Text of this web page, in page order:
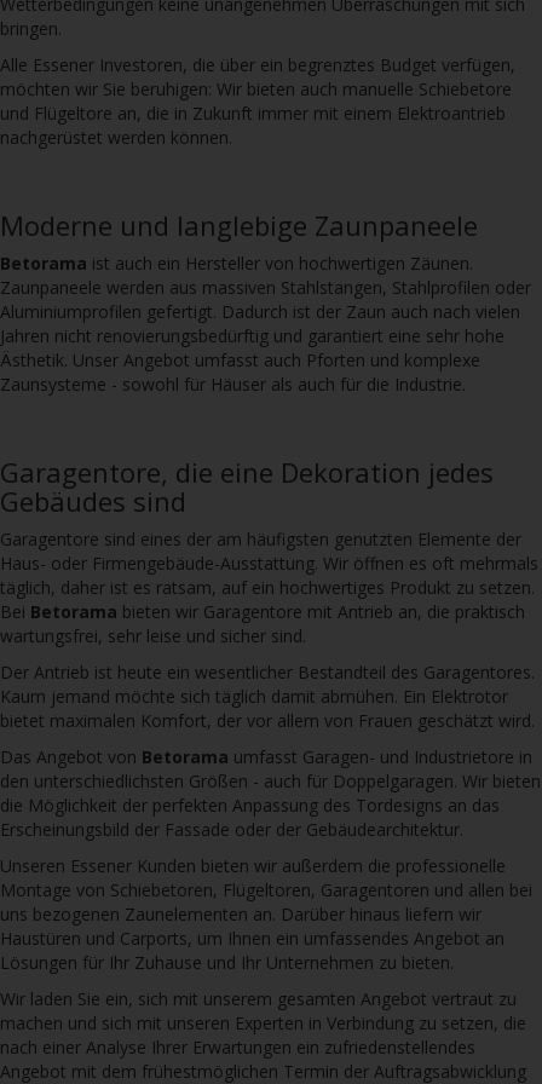
bringen.
Alle Essener Investoren, die über ein begrenztes Budget verfügen,
möchten wir Sie beruhigen: Wir bieten auch manuelle Schiebetore
und Flügeltore an, die in Zukunft immer mit einem Elektroantrieb
nachgerüstet werden können.
Moderne und langlebige Zaunpaneele
Betorama ist auch ein Hersteller von hochwertigen Zäunen.
Zaunpaneele werden aus massiven Stahlstangen, Stahlprofilen oder
Aluminiumprofilen gefertigt. Dadurch ist der Zaun auch nach vielen
Jahren nicht renovierungsbedürftig und garantiert eine sehr hohe
Ästhetik. Unser Angebot umfasst auch Pforten und komplexe
Zaunsysteme - sowohl für Häuser als auch für die Industrie.
Garagentore, die eine Dekoration jedes
Gebäudes sind
Garagentore sind eines der am häufigsten genutzten Elemente der
Haus- oder Firmengebäude-Ausstattung. Wir öffnen es oft mehrmals
täglich, daher ist es ratsam, auf ein hochwertiges Produkt zu setzen.
Bei Betorama bieten wir Garagentore mit Antrieb an, die praktisch
wartungsfrei, sehr leise und sicher sind.
Der Antrieb ist heute ein wesentlicher Bestandteil des Garagentores.
Kaum jemand möchte sich täglich damit abmühen. Ein Elektrotor
bietet maximalen Komfort, der vor allem von Frauen geschätzt wird.
Das Angebot von Betorama umfasst Garagen- und Industrietore in
den unterschiedlichsten Größen - auch für Doppelgaragen. Wir bieten
die Möglichkeit der perfekten Anpassung des Tordesigns an das
Erscheinungsbild der Fassade oder der Gebäudearchitektur.
Unseren Essener Kunden bieten wir außerdem die professionelle
Montage von Schiebetoren, Flügeltoren, Garagentoren und allen bei
uns bezogenen Zaunelementen an. Darüber hinaus liefern wir
Haustüren und Carports, um Ihnen ein umfassendes Angebot an
Lösungen für Ihr Zuhause und Ihr Unternehmen zu bieten.
Wir laden Sie ein, sich mit unserem gesamten Angebot vertraut zu
machen und sich mit unseren Experten in Verbindung zu setzen, die
nach einer Analyse Ihrer Erwartungen ein zufriedenstellendes
Angebot mit dem frühestmöglichen Termin der Auftragsabwicklung